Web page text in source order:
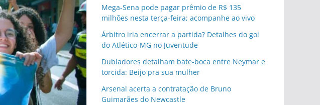
Mega-Sena pode pagar prêmio de R$ 135
milhões nesta terça-feira; acompanhe ao vivo
Árbitro iria encerrar a partida? Detalhes do gol
do Atlético-MG no Juventude
Dubladores detalham bate-boca entre Neymar e
torcida: Beijo pra sua mulher
Arsenal acerta a contratação de Bruno
Guimarães do Newcastle